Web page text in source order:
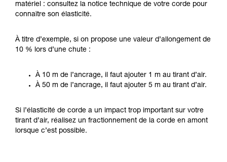
matériel : consultez la notice technique de votre corde pour
connaître son élasticité.
À titre d’exemple, si on propose une valeur d’allongement de
10 % lors d’une chute :
À 10 m de l’ancrage, il faut ajouter 1 m au tirant d’air.
À 50 m de l’ancrage, il faut ajouter 5 m au tirant d’air.
Si l’élasticité de corde a un impact trop important sur votre
tirant d’air, réalisez un fractionnement de la corde en amont
lorsque c’est possible.